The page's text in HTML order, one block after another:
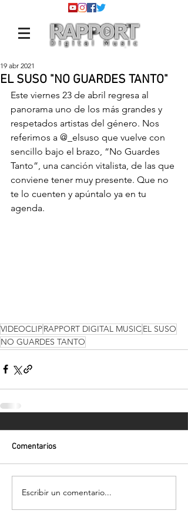
EL SUSO "NO GUARDES TANTO"
19 abr 2021
Este viernes 23 de abril regresa al
panorama uno de los más grandes y
respetados artistas del género. Nos
referimos a @_elsuso que vuelve con
sencillo bajo el brazo, “No Guardes
Tanto”, una canción vitalista, de las que
conviene tener muy presente. Que no
te lo cuenten y apúntalo ya en tu
agenda.
VIDEOCLIPRAPPORT DIGITAL MUSICEL SUSO
NO GUARDES TANTO
Comentarios
Escribir un comentario...